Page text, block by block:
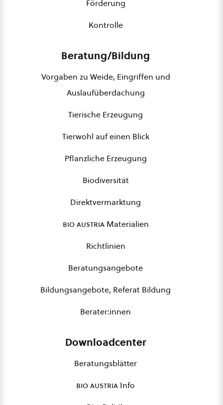
Förderung
Kontrolle
Beratung/Bildung
Vorgaben zu Weide, Eingriffen und
Auslaufüberdachung
Tierische Erzeugung
Tierwohl auf einen Blick
Pflanzliche Erzeugung
Biodiversität
Direktvermarktung
bio austriaMaterialien
Richtlinien
Beratungsangebote
Bildungsangebote, Referat Bildung
Berater:innen
Downloadcenter
Beratungsblätter
bio austria Info